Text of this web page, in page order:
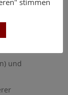
und
E-Mail),
und
stimmen